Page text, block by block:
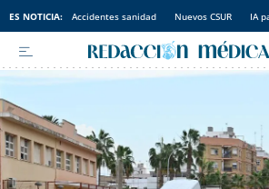
ES NOTICIA: Accidentes sanidad Nuevos CSUR IA